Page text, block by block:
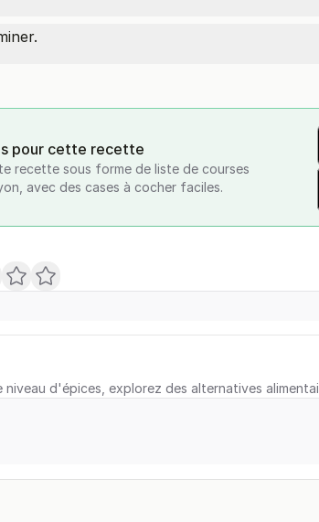
pour cette recette
recette sous forme de liste de courses
avec des cases à cocher faciles.
d'épices, explorez des alternatives